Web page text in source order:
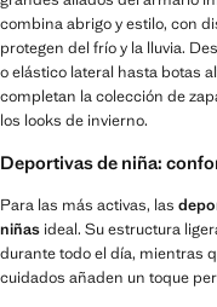
combina abrigo y estilo, con
protegen del frío y la lluvia.
o elástico lateral hasta botas
completan la colección de
los looks de invierno.
Deportivas de niña:
Para las más activas, las
niñas ideal. Su estructura
durante todo el día, mientras
cuidados añaden un toque